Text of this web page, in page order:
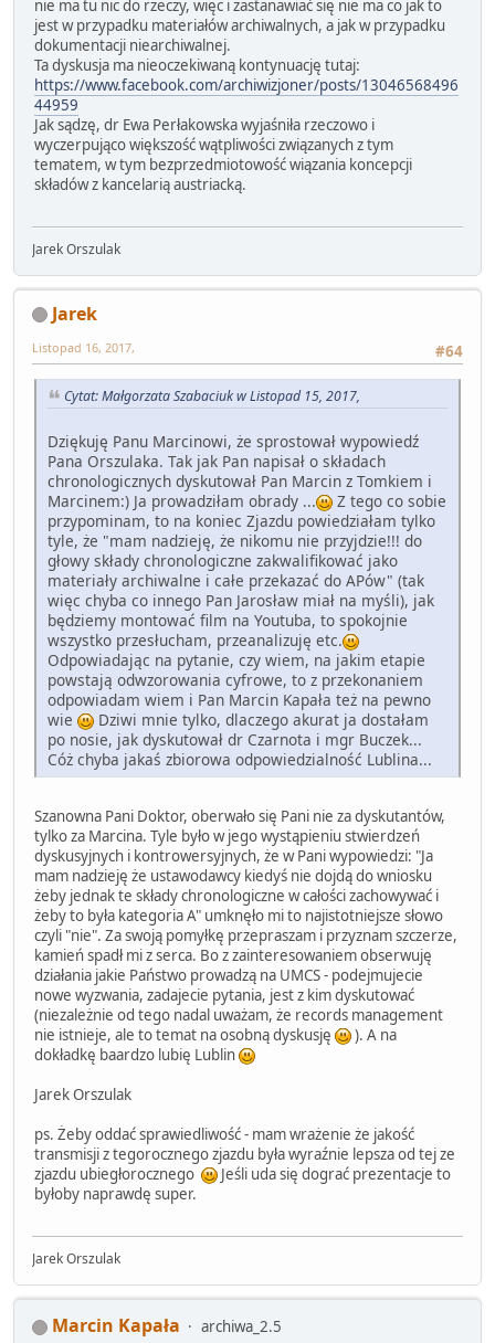
nie ma tu nic do rzeczy, więc i zastanawiać się nie ma co jak to
jest w przypadku materiałów archiwalnych, a jak w przypadku
dokumentacji niearchiwalnej.
Ta dyskusja ma nieoczekiwaną kontynuację tutaj:
https://www.facebook.com/archiwizjoner/posts/13046568496
44959
Jak sądzę, dr Ewa Perłakowska wyjaśniła rzeczowo i
wyczerpująco większość wątpliwości związanych z tym
tematem, w tym bezprzedmiotowość wiązania koncepcji
składów z kancelarią austriacką.
Jarek Orszulak
Jarek
#64
Listopad 16, 2017,
Cytat: Małgorzata Szabaciuk w Listopad 15, 2017,
Dziękuję Panu Marcinowi, że sprostował wypowiedź
Pana Orszulaka. Tak jak Pan napisał o składach
chronologicznych dyskutował Pan Marcin z Tomkiem i
Marcinem:) Ja prowadziłam obrady ...
Z tego co sobie
przypominam, to na koniec Zjazdu powiedziałam tylko
tyle, że "mam nadzieję, że nikomu nie przyjdzie!!! do
głowy składy chronologiczne zakwalifikować jako
materiały archiwalne i całe przekazać do APów" (tak
więc chyba co innego Pan Jarosław miał na myśli), jak
będziemy montować film na Youtuba, to spokojnie
wszystko przesłucham, przeanalizuję etc.
Odpowiadając na pytanie, czy wiem, na jakim etapie
powstają odwzorowania cyfrowe, to z przekonaniem
odpowiadam wiem i Pan Marcin Kapała też na pewno
wie
Dziwi mnie tylko, dlaczego akurat ja dostałam
po nosie, jak dyskutował dr Czarnota i mgr Buczek...
Cóż chyba jakaś zbiorowa odpowiedzialność Lublina...
Szanowna Pani Doktor, oberwało się Pani nie za dyskutantów,
tylko za Marcina. Tyle było w jego wystąpieniu stwierdzeń
dyskusyjnych i kontrowersyjnych, że w Pani wypowiedzi: "Ja
mam nadzieję że ustawodawcy kiedyś nie dojdą do wniosku
żeby jednak te składy chronologiczne w całości zachowywać i
żeby to była kategoria A" umknęło mi to najistotniejsze słowo
czyli "nie". Za swoją pomyłkę przepraszam i przyznam szczerze,
kamień spadł mi z serca. Bo z zainteresowaniem obserwuję
działania jakie Państwo prowadzą na UMCS - podejmujecie
nowe wyzwania, zadajecie pytania, jest z kim dyskutować
(niezależnie od tego nadal uważam, że records management
nie istnieje, ale to temat na osobną dyskusję
). A na
dokładkę baardzo lubię Lublin
Jarek Orszulak
ps. Żeby oddać sprawiedliwość - mam wrażenie że jakość
transmisji z tegorocznego zjazdu była wyraźnie lepsza od tej ze
zjazdu ubiegłorocznego
Jeśli uda się dograć prezentacje to
byłoby naprawdę super.
Jarek Orszulak
Marcin Kapała
archiwa_2.5